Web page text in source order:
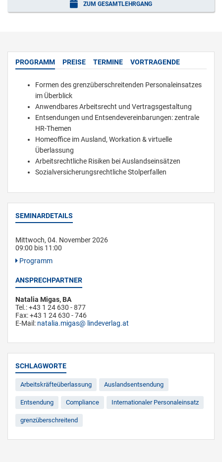
ZUM GESAMTLEHRGANG
PROGRAMM PREISE TERMINE VORTRAGENDE
Formen des grenzüberschreitenden Personaleinsatzes
im Überblick
Anwendbares Arbeitsrecht und Vertragsgestaltung
Entsendungen und Entsendevereinbarungen: zentrale
HR-Themen
Homeoffice im Ausland, Workation & virtuelle
Überlassung
Arbeitsrechtliche Risiken bei Auslandseinsätzen
Sozialversicherungsrechtliche Stolperfallen
SEMINARDETAILS
Mittwoch, 04. November 2026
09:00 bis 11:00
Programm
ANSPRECHPARTNER
Natalia Migas, BA
Tel.: +43 1 24 630 - 877
Fax: +43 1 24 630 - 746
E-Mail: natalia.migas lindeverlag.at
SCHLAGWORTE
Arbeitskräfteüberlassung Auslandsentsendung
Entsendung Compliance Internationaler Personaleinsatz
grenzüberschreitend